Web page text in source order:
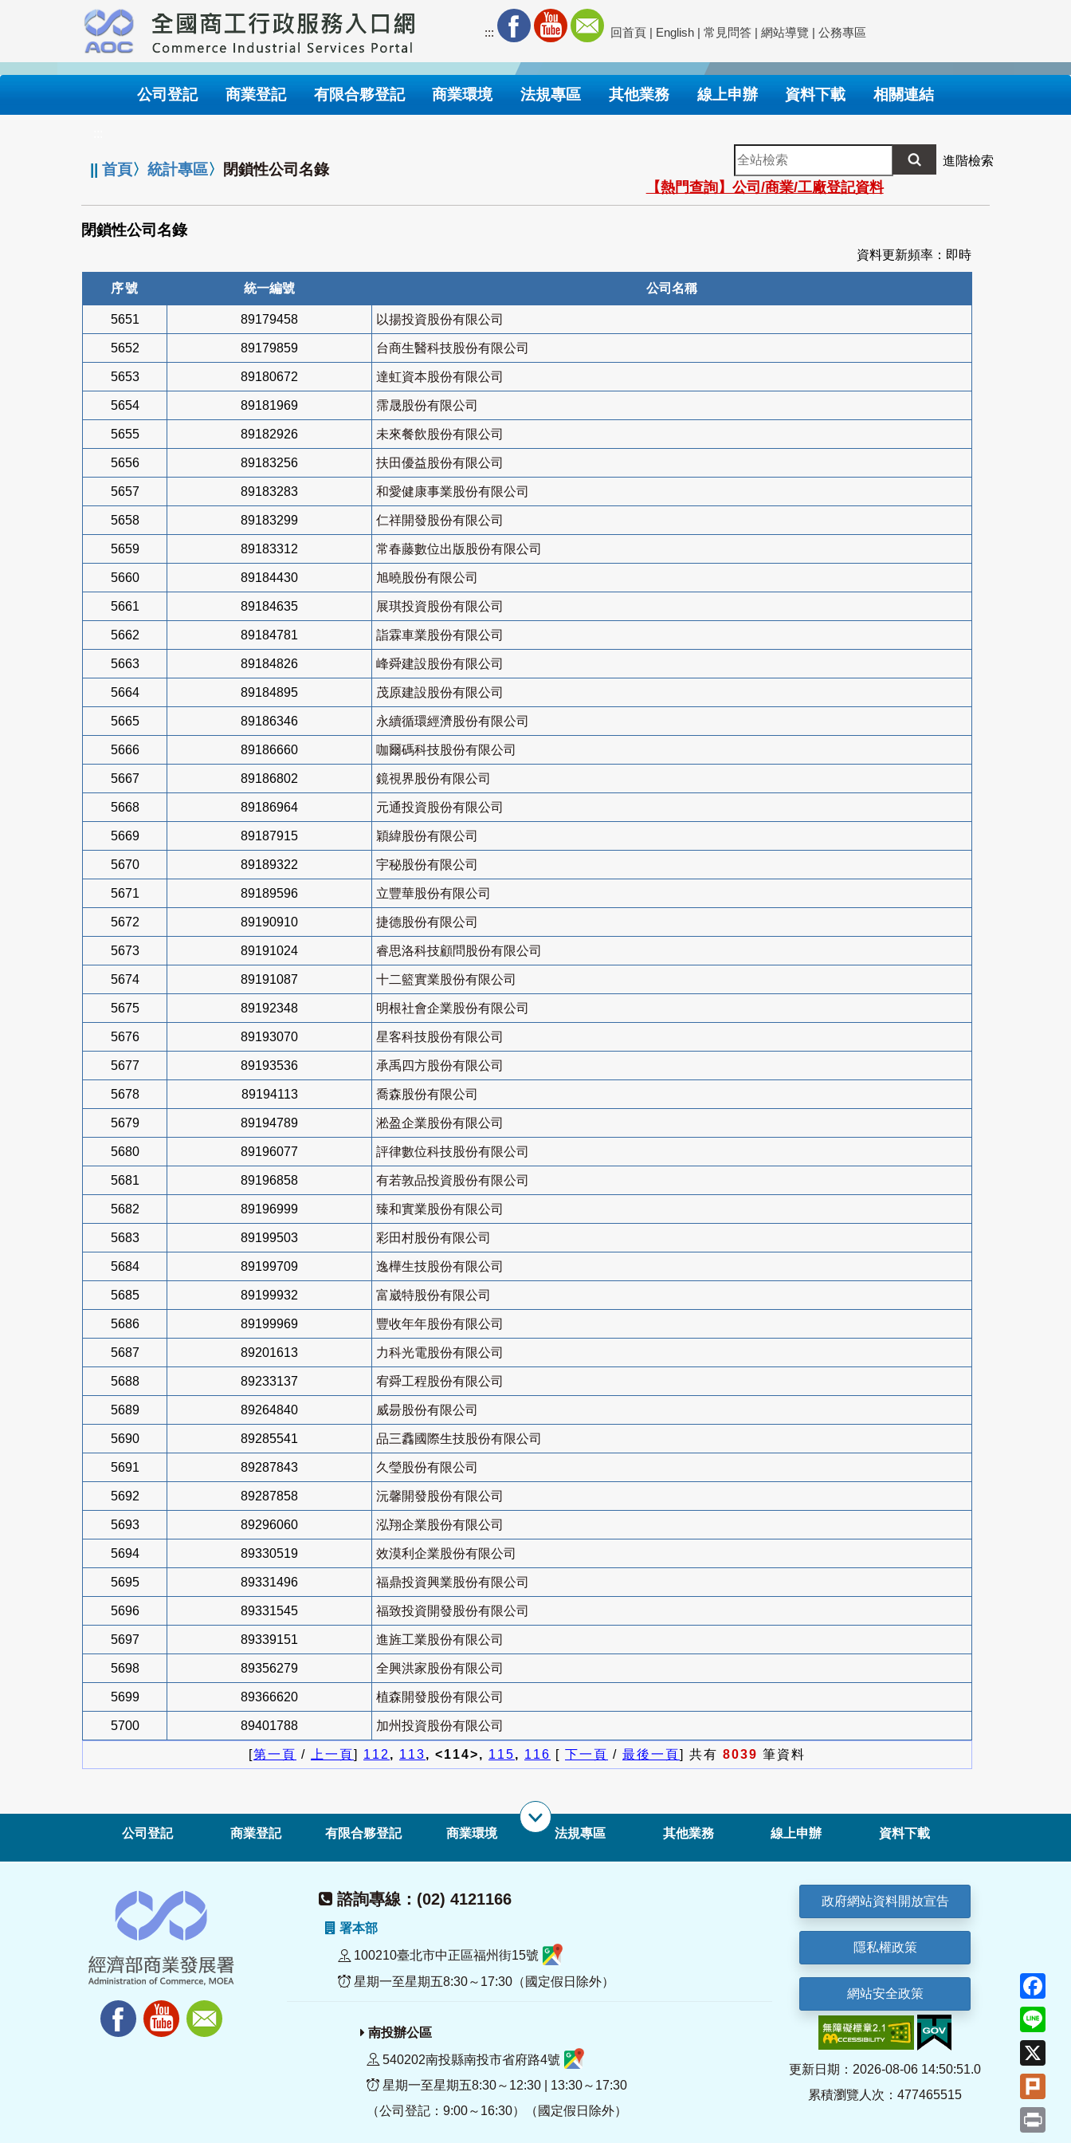
要
內
::: 回首頁 | English | 常見問答 | 網站導覽 | 公務專區
公司登記 商業登記 有限合夥登記 商業環境 法規專區 其他業務 線上申辦 資料下載 相關連結
||首頁〉統計專區〉 閉鎖性公司名錄
全
站
檢
索
進階檢索
【熱門查詢】公司/商業/工廠登記資料
閉鎖性公司名錄
資料更新頻率：即時
序號 統一編號 公司名稱
5651 89179458 以揚投資股份有限公司
5652 89179859 台商生醫科技股份有限公司
5653 89180672 達虹資本股份有限公司
5654 89181969 霈晟股份有限公司
5655 89182926 未來餐飲股份有限公司
5656 89183256 扶田優益股份有限公司
5657 89183283 和愛健康事業股份有限公司
5658 89183299 仁祥開發股份有限公司
5659 89183312 常春藤數位出版股份有限公司
5660 89184430 旭曉股份有限公司
5661 89184635 展琪投資股份有限公司
5662 89184781 詣霖車業股份有限公司
5663 89184826 峰舜建設股份有限公司
5664 89184895 茂原建設股份有限公司
5665 89186346 永續循環經濟股份有限公司
5666 89186660 咖爾碼科技股份有限公司
5667 89186802 鏡視界股份有限公司
5668 89186964 元通投資股份有限公司
5669 89187915 穎緯股份有限公司
5670 89189322 宇秘股份有限公司
5671 89189596 立豐華股份有限公司
5672 89190910 捷德股份有限公司
5673 89191024 睿思洛科技顧問股份有限公司
5674 89191087 十二籃實業股份有限公司
5675 89192348 明根社會企業股份有限公司
5676 89193070 星客科技股份有限公司
5677 89193536 承禹四方股份有限公司
5678 89194113 喬森股份有限公司
5679 89194789 淞盈企業股份有限公司
5680 89196077 評律數位科技股份有限公司
5681 89196858 有若敦品投資股份有限公司
5682 89196999 臻和實業股份有限公司
5683 89199503 彩田村股份有限公司
5684 89199709 逸樺生技股份有限公司
5685 89199932 富崴特股份有限公司
5686 89199969 豐收年年股份有限公司
5687 89201613 力科光電股份有限公司
5688 89233137 宥舜工程股份有限公司
5689 89264840 威昜股份有限公司
5690 89285541 品三馫國際生技股份有限公司
5691 89287843 久瑩股份有限公司
5692 89287858 沅馨開發股份有限公司
5693 89296060 泓翔企業股份有限公司
5694 89330519 效漠利企業股份有限公司
5695 89331496 福鼎投資興業股份有限公司
5696 89331545 福致投資開發股份有限公司
5697 89339151 進旌工業股份有限公司
5698 89356279 全興洪家股份有限公司
5699 89366620 植森開發股份有限公司
5700 89401788 加州投資股份有限公司
[第一頁 / 上一頁] 112, 113, <114>, 115, 116 [ 下一頁 / 最後一頁] 共有 8039 筆資料
公司登記 商業登記 有限合夥登記 商業環境 法規專區 其他業務 線上申辦 資料下載
諮詢專線：(02) 4121166
署本部
100210臺北市中正區福州街15號
星期一至星期五8:30～17:30（國定假日除外）
南投辦公區
540202南投縣南投市省府路4號
星期一至星期五8:30～12:30 | 13:30～17:30
（公司登記：9:00～16:30）（國定假日除外）
政府網站資料開放宣告
隱私權政策
網站安全政策
更新日期：2026-08-06 14:50:51.0
累積瀏覽人次：477465515